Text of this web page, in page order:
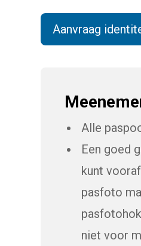
Aanvraag
Alle
Een goed
kunt
pasfoto
niet voor